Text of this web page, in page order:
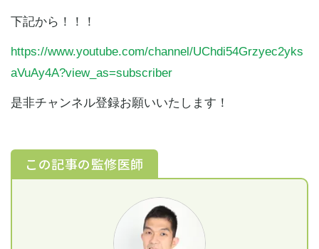
下記から！！！
https://www.youtube.com/channel/UChdi54Grzyec2yks
aVuAy4A?view_as=subscriber
是非チャンネル登録お願いいたします！
この記事の監修医師